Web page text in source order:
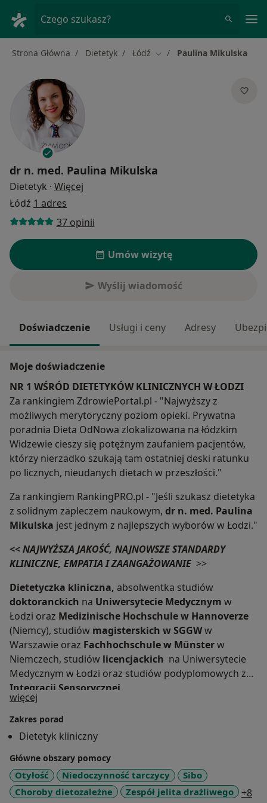
Czego szukasz?
Strona Główna Dietetyk Łódź Zmień miasto
Paulina Mikulska
dr n. med. Paulina Mikulska
Dietetyk · Więcej
Łódź 1 adres
37 opinii
Umów wizytę
Wyślij wiadomość
Doświadczenie Usługi i ceny Adresy
Moje doświadczenie
NR 1 WŚRÓD DIETETYKÓW KLINICZNYCH W ŁODZI
Za rankingiem ZdrowiePortal.pl - "Najwyższy z
możliwych merytoryczny poziom opieki. Prywatna
poradnia Dieta OdNowa zlokalizowana na łódzkim
Widzewie cieszy się potężnym zaufaniem pacjentów,
którzy nierzadko szukają tam ostatniej deski ratunku
po licznych, nieudanych dietach w przeszłości."
Za rankingiem RankingPRO.pl - "Jeśli szukasz dietetyka
z solidnym zapleczem naukowym, dr n. med. Paulina
Mikulska jest jednym z najlepszych wyborów w Łodzi."
<< NAJWYŻSZA JAKOŚĆ, NAJNOWSZE STANDARDY
KLINICZNE, EMPATIA I ZAANGAŻOWANIE >>
Dietetyczka kliniczna, absolwentka studiów
doktoranckich na Uniwersytecie Medycznym w
Łodzi oraz Medizinische Hochschulew Hannoverze
(Niemcy), studiów magisterskich w SGGWw
Warszawie oraz Fachhochschulew Münsterw
Niemczech, studiów licencjackich na Uniwersytecie
Medycznym w Łodzi oraz studiów podyplomowych z
Integracji Sensorycznej
Dziedzina doktoratu to
- zaburzenia flory bakteryjnej.
W pracy z pacjentem stawiam na
praktyczny plandopasowany do aktualnych potrzeb,
choroby i codzienności pacjenta. Pomagam w
poprawie wyników badań (cholesterol, insulina,
więcej
Zakres porad
Dietetyk kliniczny
Główne obszary pomocy
Otyłość Niedoczynność tarczycy
Sibo
Choroby dietozależne
Zespół jelita drażliwego +8